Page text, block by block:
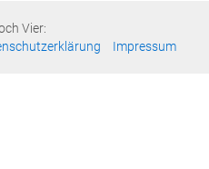
Vier:
Impressum